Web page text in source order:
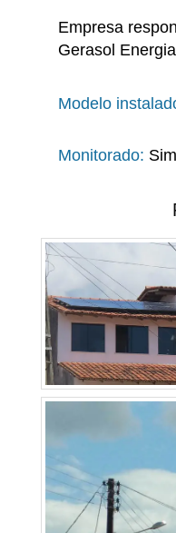
Empresa
Gerasol
Modelo
Monitorado: Sim